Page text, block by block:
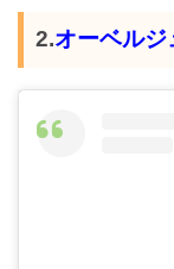
2.オーベルジ